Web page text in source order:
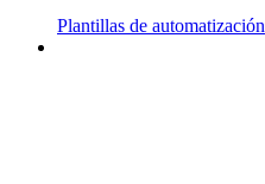
Plantillas de automatización